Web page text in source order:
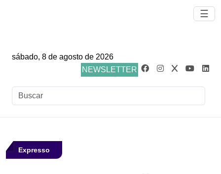
☰
sábado, 8 de agosto de 2026
NEWSLETTER
Expresso